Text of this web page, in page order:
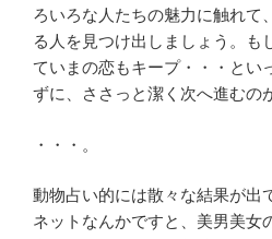
ろいろな人たちの魅力に触れて
る人を見つけ出しましょう。も
ていまの恋もキープ・・・とい
ずに、ささっと潔く次へ進むの
・・・。
動物占い的には散々な結果が出
ネットなんかですと、美男美女